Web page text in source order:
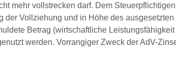
mehr vollstrecken darf. Dem
der Vollziehung und in Höhe des
Betrag (wirtschaftliche
werden. Vorrangiger Zweck der AdV-